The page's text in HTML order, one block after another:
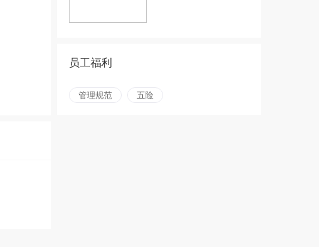
员工福利
管理规范 五险